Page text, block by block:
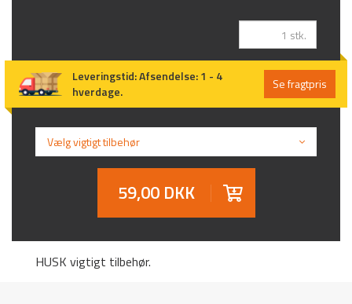
Leveringstid:Afsendelse: 1 - 4
hverdage.
Se fragtpris
Vælg vigtigt tilbehør
59,00 DKK
HUSK vigtigt tilbehør.